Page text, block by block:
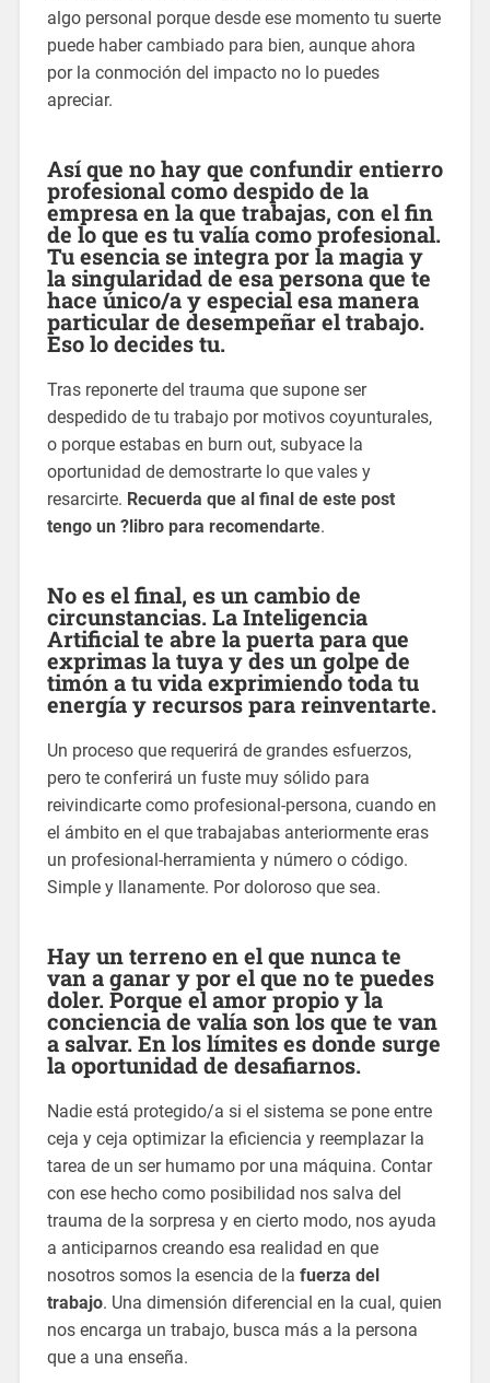
algo personal porque desde ese momento tu suerte
puede haber cambiado para bien, aunque ahora
por la conmoción del impacto no lo puedes
apreciar.
Así que no hay que confundir entierro
profesional como despido de la
empresa en la que trabajas, con el fin
de lo que es tu valía como profesional.
Tu esencia se integra por la magia y
la singularidad de esa persona que te
hace único/a y especial esa manera
particular de desempeñar el trabajo.
Eso lo decides tu.
Tras reponerte del trauma que supone ser
despedido de tu trabajo por motivos coyunturales,
o porque estabas en burn out, subyace la
oportunidad de demostrarte lo que vales y
resarcirte. Recuerda que al final de este post
tengo un ?libro para recomendarte.
No es el final, es un cambio de
circunstancias. La Inteligencia
Artificial te abre la puerta para que
exprimas la tuya y des un golpe de
timón a tu vida exprimiendo toda tu
energía y recursos para reinventarte.
Un proceso que requerirá de grandes esfuerzos,
pero te conferirá un fuste muy sólido para
reivindicarte como profesional-persona, cuando en
el ámbito en el que trabajabas anteriormente eras
un profesional-herramienta y número o código.
Simple y llanamente. Por doloroso que sea.
Hay un terreno en el que nunca te
van a ganar y por el que no te puedes
doler. Porque el amor propio y la
conciencia de valía son los que te van
a salvar. En los límites es donde surge
la oportunidad de desafiarnos.
Nadie está protegido/a si el sistema se pone entre
ceja y ceja optimizar la eficiencia y reemplazar la
tarea de un ser humamo por una máquina. Contar
con ese hecho como posibilidad nos salva del
trauma de la sorpresa y en cierto modo, nos ayuda
a anticiparnos creando esa realidad en que
nosotros somos la esencia de la fuerza del
trabajo. Una dimensión diferencial en la cual, quien
nos encarga un trabajo, busca más a la persona
que a una enseña.